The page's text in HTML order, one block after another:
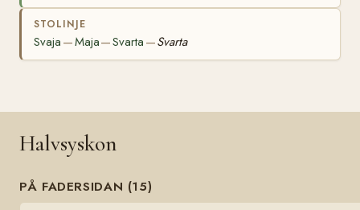
STOLINJE
Svaja —Maja—Svarta —Svarta
Halvsyskon
PÅ FADERSIDAN (15)